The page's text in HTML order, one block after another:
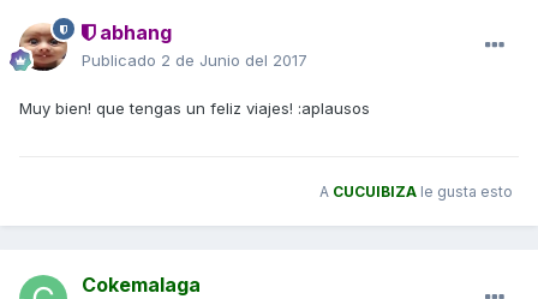
abhang
Publicado 2 de Junio del 2017
Muy bien! que tengas un feliz viajes! :aplausos
A CUCUIBIZA le gusta esto
Cokemalaga